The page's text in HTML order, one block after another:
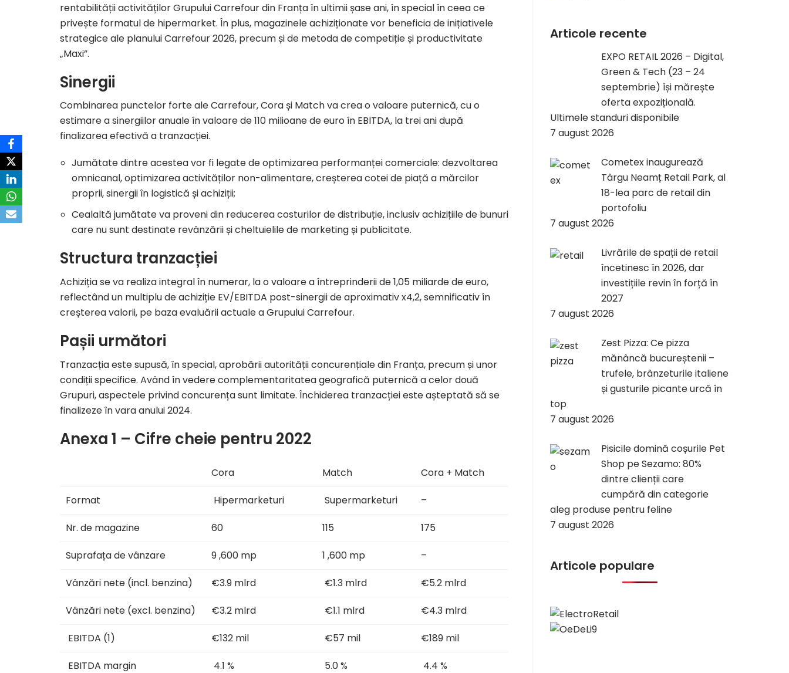
rentabilității activităților Grupului Carrefour din Franța în ultimii șase ani, în special în ceea ce
privește formatul de hipermarket. În plus, magazinele achiziționate vor beneficia de inițiativele
strategice ale planului Carrefour 2026, precum și de metoda de competiție și productivitate
„Maxi”.
Sinergii
Combinarea punctelor forte ale Carrefour, Cora și Match va crea o valoare puternică, cu o
estimare a sinergiilor anuale în valoare de 110 milioane de euro în EBITDA, la trei ani după
finalizarea efectivă a tranzacției.
Jumătate dintre acestea vor fi legate de optimizarea performanței comerciale: dezvoltarea
omnicanal, optimizarea activităților non-alimentare, creșterea cotei de piață a mărcilor
proprii, sinergii în logistică și achiziții;
Cealaltă jumătate va proveni din reducerea costurilor de distribuție, inclusiv achizițiile de bunuri
care nu sunt destinate revânzării și cheltuielile de marketing și publicitate.
Structura tranzacției
Achiziția se va realiza integral în numerar, la o valoare a întreprinderii de 1,05 miliarde de euro,
reflectând un multiplu de achiziție EV/EBITDA post-sinergii de aproximativ x4,2, semnificativ în
creșterea valorii, pe baza evaluării actuale a Grupului Carrefour.
Pașii următori
Tranzacția este supusă, în special, aprobării autorității concurențiale din Franța, precum și unor
condiții specifice. Având în vedere complementaritatea geografică puternică a celor două
Grupuri, aspectele privind concurența sunt limitate. Închiderea tranzacției este așteptată să se
finalizeze în vara anului 2024.
Anexa 1 – Cifre cheie pentru 2022
Cora Match Cora + Match
Format Hipermarketuri Supermarketuri –
Nr. de magazine 60 115 175
Suprafața de vânzare 9 ,600 mp 1 ,600 mp –
Vânzări nete (incl. benzina) €3.9 mlrd €1.3 mlrd €5.2 mlrd
Vânzări nete (excl. benzina) €3.2 mlrd €1.1 mlrd €4.3 mlrd
EBITDA (1) €132 mil €57 mil €189 mil
EBITDA margin 4.1 % 5.0 % 4.4 %
Articole recente
EXPO RETAIL 2026 – Digital,
Green & Tech (23 – 24
septembrie) își mărește
oferta expozițională.
Ultimele standuri disponibile
7 august 2026
Cometex inaugurează
Târgu Neamț Retail Park, al
18-lea parc de retail din
portofoliu
7 august 2026
Livrările de spații de retail
încetinesc în 2026, dar
investițiile revin în forță în
2027
7 august 2026
Zest Pizza: Ce pizza
mănâncă bucureștenii –
trufele, brânzeturile italiene
și gusturile picante urcă în
top
7 august 2026
Pisicile domină coșurile Pet
Shop pe Sezamo: 80%
dintre clienții care
cumpără din categorie
aleg produse pentru feline
7 august 2026
Articole populare